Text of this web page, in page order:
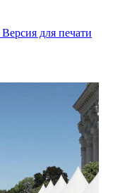
Версия для печати